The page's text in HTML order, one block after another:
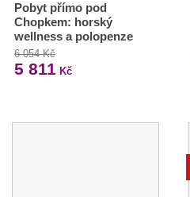
Pobyt přímo pod
Chopkem: horský
wellness a polopenze
6 054 Kč
5 811 Kč